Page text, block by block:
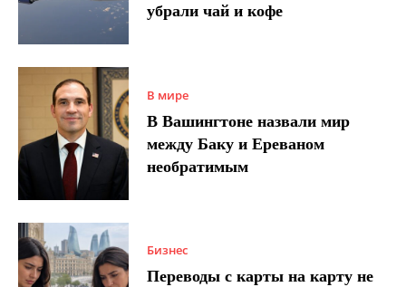
убрали чай и кофе
В мире
В Вашингтоне назвали мир
между Баку и Ереваном
необратимым
Бизнес
Переводы с карты на карту не